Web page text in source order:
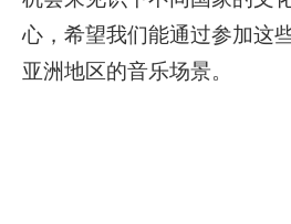
心，希望我们能通过参加这
亚洲地区的音乐场景。